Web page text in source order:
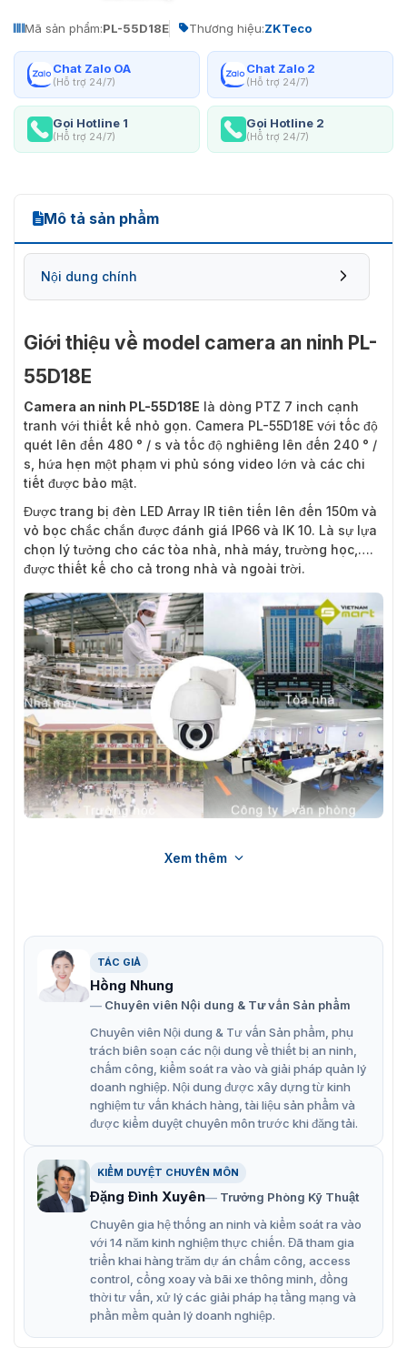
Mã sản phẩm:PL-55D18E Thương hiệu:ZKTeco
Chat Zalo OA
(Hỗ trợ 24/7)
Chat Zalo 2
(Hỗ trợ 24/7)
Gọi Hotline 1
(Hỗ trợ 24/7)
Gọi Hotline 2
(Hỗ trợ 24/7)
Mô tả sản phẩm
Nội dung chính
Giới thiệu về model camera an ninh PL-
55D18E
Camera an ninh PL-55D18E là dòng PTZ 7 inch cạnh
tranh với thiết kế nhỏ gọn. Camera PL-55D18E với tốc độ
quét lên đến 480 ° / s và tốc độ nghiêng lên đến 240 ° /
s, hứa hẹn một phạm vi phủ sóng video lớn và các chi
tiết được bảo mật.
Được trang bị đèn LED Array IR tiên tiến lên đến 150m và
vỏ bọc chắc chắn được đánh giá IP66 và IK 10. Là sự lựa
chọn lý tưởng cho các tòa nhà, nhà máy, trường học,….
được thiết kế cho cả trong nhà và ngoài trời.
rãi
55D18E
Mô phỏng lắp đặt thiết bị camera PL-55D18E bằng giá đỡ
Đặc điểm nổi bật của camera an ninh
PL-55D18E
Thiết bị camera PL-55D18E được tích hợp công nghệ
Xem thêm
TÁC GIẢ
Hồng Nhung
Chuyên viên Nội dung & Tư vấn Sản phẩm
Chuyên viên Nội dung & Tư vấn Sản phẩm, phụ
trách biên soạn các nội dung về thiết bị an ninh,
chấm công, kiểm soát ra vào và giải pháp quản lý
doanh nghiệp. Nội dung được xây dựng từ kinh
nghiệm tư vấn khách hàng, tài liệu sản phẩm và
được kiểm duyệt chuyên môn trước khi đăng tải.
KIỂM DUYỆT CHUYÊN MÔN
Đặng Đình Xuyên
Trưởng Phòng Kỹ Thuật
Chuyên gia hệ thống an ninh và kiểm soát ra vào
với 14 năm kinh nghiệm thực chiến. Đã tham gia
triển khai hàng trăm dự án chấm công, access
control, cổng xoay và bãi xe thông minh, đồng
thời tư vấn, xử lý các giải pháp hạ tầng mạng và
phần mềm quản lý doanh nghiệp.